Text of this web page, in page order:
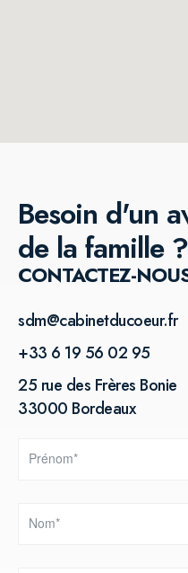
Besoin d'un
de la famille ?
CONTACTEZ-
sdm@cabinetducoeur.fr
+33 6 19 56 02 95
25 rue des Frères Bonie
33000 Bordeaux